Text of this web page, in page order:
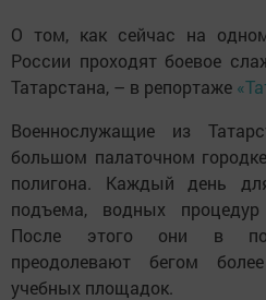
О том, как сейчас на
России проходят боевое
Татарстана, – в репортаже
Военнослужащие из
большом палаточном
полигона. Каждый день
подъема, водных
После этого они в
преодолевают бегом
учебных площадок.